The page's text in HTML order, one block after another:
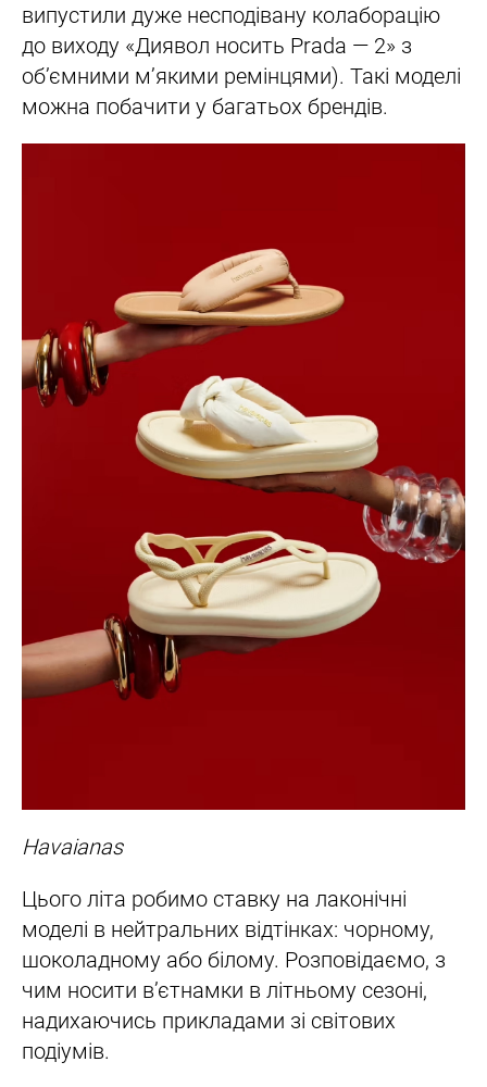
випустили дуже несподівану колаборацію
до виходу «Диявол носить Prada — 2» з
обʼємними мʼякими ремінцями). Такі моделі
можна побачити у багатьох брендів.
Havaianas
Цього літа робимо ставку на лаконічні
моделі в нейтральних відтінках: чорному,
шоколадному або білому. Розповідаємо, з
чим носити вʼєтнамки в літньому сезоні,
надихаючись прикладами зі світових
подіумів.